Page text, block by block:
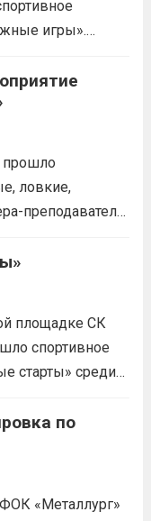
игры».
прошло
ловкие,
преподавателя
и
площадке СК
спортивное
старты» среди
целью
по
«Металлург»